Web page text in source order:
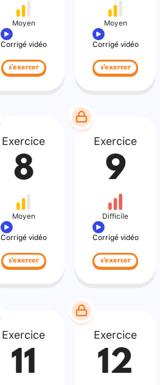
Moyen
Corrigé vidéo
s'exercer
Moyen
Corrigé vidéo
s'exercer
Exercice
8
Moyen
Corrigé vidéo
s'exercer
Exercice
9
Difficile
Corrigé vidéo
s'exercer
Exercice
11
Exercice
12